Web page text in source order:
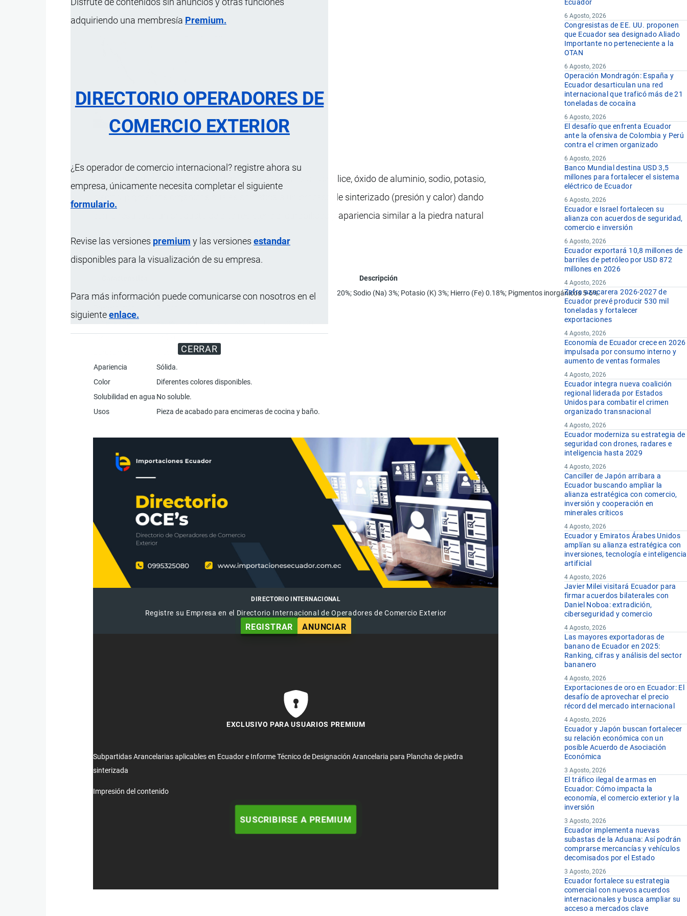
adquiriendo una membresía Premium.
DIRECTORIO OPERADORES DE
COMERCIO EXTERIOR
¿Es operador de comercio internacional? registre ahora su
empresa, únicamente necesita completar el siguiente
formulario.
Revise las versiones premium y las versiones estandar
disponibles para la visualización de su empresa.
Para más información puede comunicarse con nosotros en el
siguienteenlace.
CERRAR
Manufactura obtenida a partir de una mezcla de dióxido de sílice, óxido de aluminio, sodio, potasio,
hierro y pigmentos orgánicos que es sometida a un proceso de sinterizado (presión y calor) dando
como resultado un producto de alta resistencia, durabilidad y apariencia similar a la piedra natural
Descripción
Composición
Dióxido de Silicio (SiO2 ) 68%; Óxido de Aluminio (Al2 O3 ) 20%; Sodio (Na) 3%; Potasio (K) 3%; Hierro (Fe) 0.18%; Pigmentos inorgánicos 5-6%.
Clase 7.
Apariencia
Sólida.
Color
Diferentes colores disponibles.
Solubilidad en agua No soluble.
Usos
Pieza de acabado para encimeras de cocina y baño.
DIRECTORIO INTERNACIONAL
Registre su Empresa en el Directorio Internacional de Operadores de Comercio Exterior
REGISTRAR ANUNCIAR
EXCLUSIVO PARA USUARIOS PREMIUM
Subpartidas Arancelarias aplicables en Ecuador e Informe Técnico de Designación Arancelaria para Plancha de piedra
sinterizada
Impresión del contenido
SUSCRIBIRSE A PREMIUM
Ecuador
6 Agosto, 2026
Congresistas de EE. UU. proponen
que Ecuador sea designado Aliado
Importante no perteneciente a la
OTAN
6 Agosto, 2026
Operación Mondragón: España y
Ecuador desarticulan una red
internacional que traficó más de 21
toneladas de cocaína
6 Agosto, 2026
El desafío que enfrenta Ecuador
ante la ofensiva de Colombia y Perú
contra el crimen organizado
6 Agosto, 2026
Banco Mundial destina USD 3,5
millones para fortalecer el sistema
eléctrico de Ecuador
6 Agosto, 2026
Ecuador e Israel fortalecen su
alianza con acuerdos de seguridad,
comercio e inversión
6 Agosto, 2026
Ecuador exportará 10,8 millones de
barriles de petróleo por USD 872
millones en 2026
4 Agosto, 2026
Zafra azucarera 2026-2027 de
Ecuador prevé producir 530 mil
toneladas y fortalecer
exportaciones
4 Agosto, 2026
Economía de Ecuador crece en 2026
impulsada por consumo interno y
aumento de ventas formales
4 Agosto, 2026
Ecuador integra nueva coalición
regional liderada por Estados
Unidos para combatir el crimen
organizado transnacional
4 Agosto, 2026
Ecuador moderniza su estrategia de
seguridad con drones, radares e
inteligencia hasta 2029
4 Agosto, 2026
Canciller de Japón arribara a
Ecuador buscando ampliar la
alianza estratégica con comercio,
inversión y cooperación en
minerales críticos
4 Agosto, 2026
Ecuador y Emiratos Árabes Unidos
amplían su alianza estratégica con
inversiones, tecnología e inteligencia
artificial
4 Agosto, 2026
Javier Milei visitará Ecuador para
firmar acuerdos bilaterales con
Daniel Noboa: extradición,
ciberseguridad y comercio
4 Agosto, 2026
Las mayores exportadoras de
banano de Ecuador en 2025:
Ranking, cifras y análisis del sector
bananero
4 Agosto, 2026
Exportaciones de oro en Ecuador: El
desafío de aprovechar el precio
récord del mercado internacional
4 Agosto, 2026
Ecuador y Japón buscan fortalecer
su relación económica con un
posible Acuerdo de Asociación
Económica
3 Agosto, 2026
El tráfico ilegal de armas en
Ecuador: Cómo impacta la
economía, el comercio exterior y la
inversión
3 Agosto, 2026
Ecuador implementa nuevas
subastas de la Aduana: Así podrán
comprarse mercancías y vehículos
decomisados por el Estado
3 Agosto, 2026
Ecuador fortalece su estrategia
comercial con nuevos acuerdos
internacionales y busca ampliar su
acceso a mercados clave